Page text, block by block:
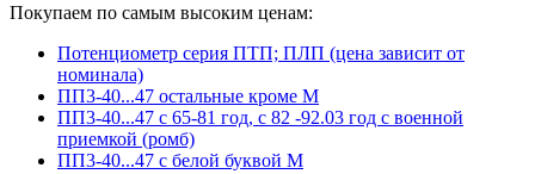
Покупаем по самым высоким ценам:
Потенциометр серия ПТП; ПЛП (цена зависит от
номинала)
ПП3-40...47 остальные кроме М
ПП3-40...47 с 65-81 год, с 82 -92.03 год с военной
приемкой (ромб)
ПП3-40...47 с белой буквой М